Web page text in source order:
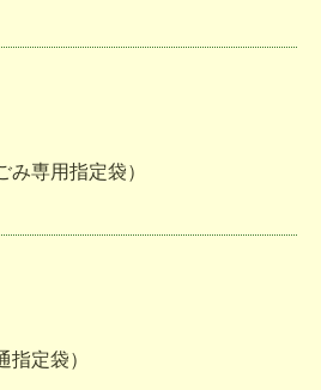
み専用指定袋）
指定袋）